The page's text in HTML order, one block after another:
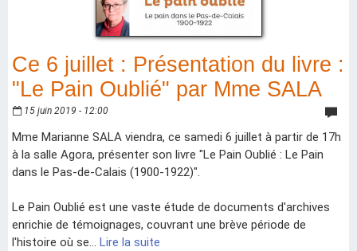
Ce 6 juillet : Présentation du livre :
"Le Pain Oublié" par Mme SALA
15 juin 2019 - 12:00
Mme Marianne SALA viendra, ce samedi 6 juillet à partir de 17h
à la salle Agora, présenter son livre "Le Pain Oublié : Le Pain
dans le Pas-de-Calais (1900-1922)".
Le Pain Oublié est une vaste étude de documents d'archives
enrichie de témoignages, couvrant une brève période de
l'histoire où se... Lire la suite